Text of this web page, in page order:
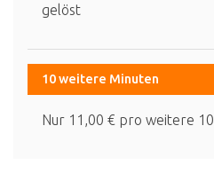
gelöst
10 weitere Minuten
Nur 11,00 € pro weitere